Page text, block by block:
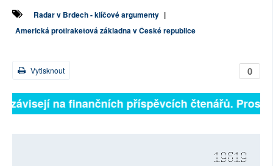
Radar v Brdech - klíčové argumenty |
Americká protiraketová základna v České republice
0
Vytisknout
na finančních příspěvcích čtenářů.
19619